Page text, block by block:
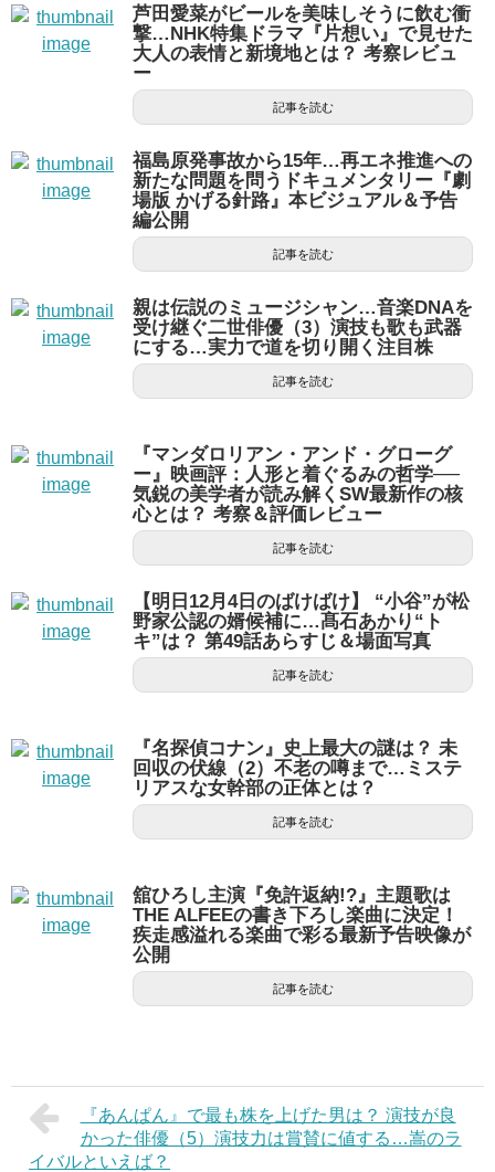
芦田愛菜がビールを美味しそうに飲む衝
撃…NHK特集ドラマ『片想い』で見せた
大人の表情と新境地とは？ 考察レビュ
ー
記事を読む
福島原発事故から15年…再エネ推進への
新たな問題を問うドキュメンタリー『劇
場版 かげる針路』本ビジュアル＆予告
編公開
記事を読む
親は伝説のミュージシャン…音楽DNAを
受け継ぐ二世俳優（3）演技も歌も武器
にする…実力で道を切り開く注目株
記事を読む
『マンダロリアン・アンド・グローグ
ー』映画評：人形と着ぐるみの哲学──
気鋭の美学者が読み解くSW最新作の核
心とは？ 考察＆評価レビュー
記事を読む
【明日12月4日のばけばけ】 “小谷”が松
野家公認の婿候補に…髙石あかり“ト
キ”は？ 第49話あらすじ＆場面写真
記事を読む
『名探偵コナン』史上最大の謎は？ 未
回収の伏線（2）不老の噂まで…ミステ
リアスな女幹部の正体とは？
記事を読む
舘ひろし主演『免許返納!?』主題歌は
THE ALFEEの書き下ろし楽曲に決定！
疾走感溢れる楽曲で彩る最新予告映像が
公開
記事を読む
『あんぱん』で最も株を上げた男は？ 演技が良
かった俳優（5）演技力は賞賛に値する…嵩のラ
イバルといえば？